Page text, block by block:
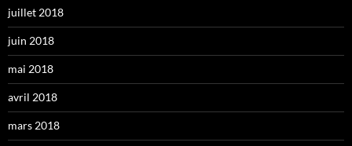
juillet 2018
juin 2018
mai 2018
avril 2018
mars 2018